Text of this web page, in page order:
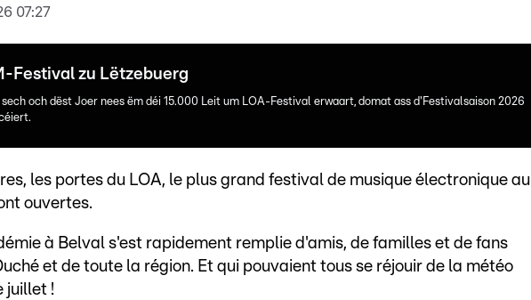
07:27
Festival zu Lëtzebuerg
sech och dëst Joer nees ëm déi 15.000 Leit um LOA-Festival erwaart, domat ass d'Festivalsaison 2026
les portes du LOA, le plus grand festival de musique électronique au
ouvertes.
à Belval s'est rapidement remplie d'amis, de familles et de fans
et de toute la région. Et qui pouvaient tous se réjouir de la météo
juillet !